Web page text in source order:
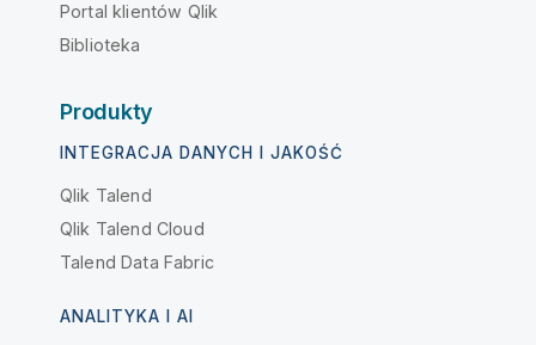
Portal klientów Qlik
Biblioteka
Produkty
INTEGRACJA DANYCH I JAKOŚĆ
Qlik Talend
Qlik Talend Cloud
Talend Data Fabric
ANALITYKA I AI